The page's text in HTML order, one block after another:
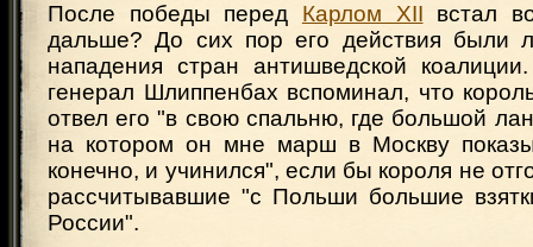
После победы перед Карлом XII встал
дальше? До сих пор его действия были
нападения стран антишведской
генерал Шлиппенбах вспоминал, что
отвел его "в свою спальню, где большой
на котором он мне марш в Москву
конечно, и учинился", если бы короля не
рассчитывавшие "с Польши большие
России".